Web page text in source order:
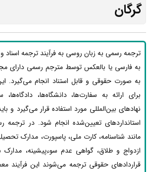
گرگان
ترجمه رسمی به زبان روسی به فرآیند ترجمه اسناد
به فارسی یا بالعکس توسط مترجم رسمی دارای
به صورت حقوقی و قابل استناد انجام می‌گیرد.
برای ارائه به سفارت‌ها، دانشگاه‌ها،
نهادهای بین‌المللی مورد استفاده قرار می‌گیرد و
استانداردهای تعیین‌شده انجام شود. در ترجمه
مانند شناسنامه، کارت ملی، پاسپورت، مدارک
ازدواج و طلاق، گواهی عدم سوءپیشینه، مدارک
قراردادهای حقوقی ترجمه می‌شوند این فرآیند